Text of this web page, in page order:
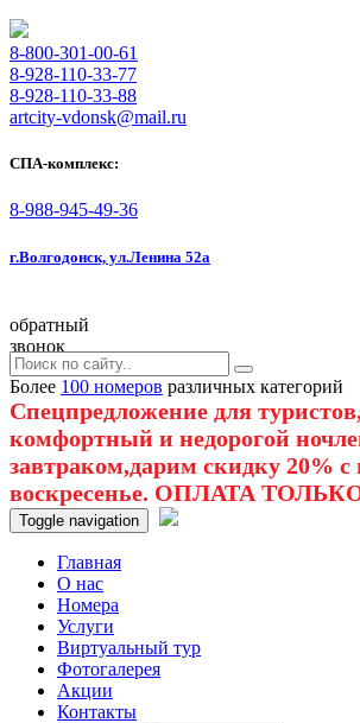
8-800-301-00-61
8-928-110-33-77
8-928-110-33-88
artcity-vdonsk@mail.ru
СПА-комплекс:
8-988-945-49-36
г.Волгодонск, ул.Ленина 52а
обратный
звонок
Более 100 номеров различных категорий
Спецпредложение для
комфортный и недорогой
завтраком,дарим скидку 20%
воскресенье. ОПЛАТА
Toggle navigation
Главная
O нас
Номера
Услуги
Виртуальный тур
Фотогалерея
Акции
Контакты